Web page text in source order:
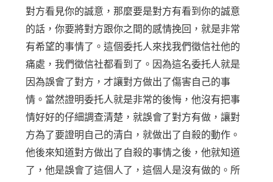
對方看見你的誠意，那麼要是對方有看到你的誠意
的話，你要將對方跟你之間的感情挽回，就是非常
有希望的事情了。這個委托人來找我們徵信社他的
痛處，我們徵信社都看到了。因為這名委托人就是
因為誤會了對方，才讓對方做出了傷害自己的事
情。當然證明委托人就是非常的後悔，他沒有把事
情好好的仔細調查清楚，就誤會了對方有做，讓對
方為了要證明自己的清白，就做出了自殺的動作。
他後來知道對方做出了自殺的事情之後，他就知道
了，他是誤會了這個人了，這個人是沒有做的。所